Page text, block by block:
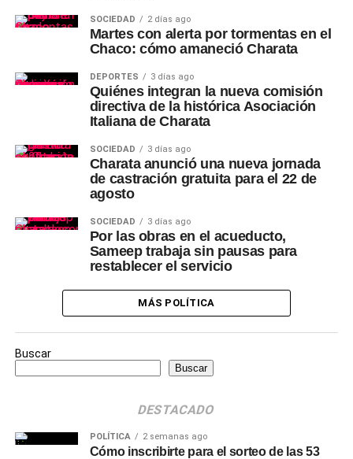
SOCIEDAD 2 días ago
Martes con alerta por tormentas en el
Chaco: cómo amaneció Charata
DEPORTES 3 días ago
Quiénes integran la nueva comisión
directiva de la histórica Asociación
Italiana de Charata
SOCIEDAD 3 días ago
Charata anunció una nueva jornada
de castración gratuita para el 22 de
agosto
SOCIEDAD 3 días ago
Por las obras en el acueducto,
Sameep trabaja sin pausas para
restablecer el servicio
MÁS POLÍTICA
Buscar
Buscar
DESTACADO
POLÍTICA 2 semanas ago
Cómo inscribirte para el sorteo de las 53